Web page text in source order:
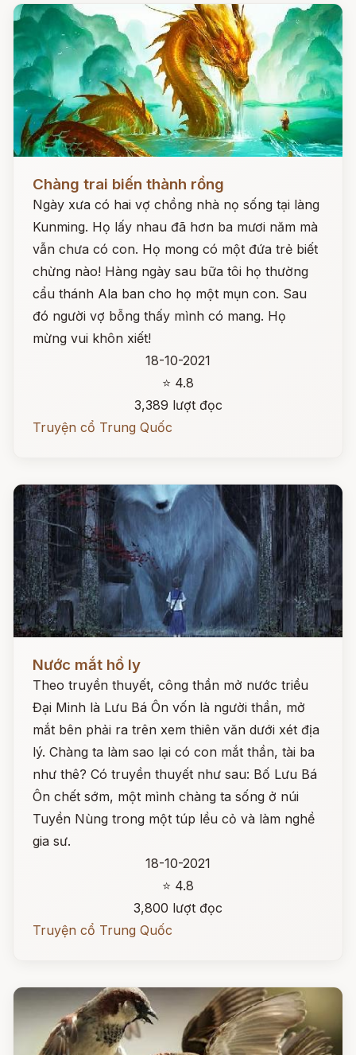
Chàng trai biến thành rồng
Ngày xưa có hai vợ chồng nhà nọ sống tại làng
Kunming. Họ lấy nhau đã hơn ba mươi năm mà
vẫn chưa có con. Họ mong có một đứa trẻ biết
chừng nào! Hàng ngày sau bữa tôi họ thường
cẩu thánh Ala ban cho họ một mụn con. Sau
đó người vợ bỗng thấy mình có mang. Họ
mừng vui khôn xiết!
18-10-2021
⭐ 4.8
3,389 lượt đọc
Truyện cổ Trung Quốc
Nước mắt hồ ly
Theo truyền thuyết, công thần mở nước triều
Đại Minh là Lưu Bá Ôn vốn là người thần, mở
mắt bên phải ra trên xem thiên văn dưới xét địa
lý. Chàng ta làm sao lại có con mắt thần, tài ba
như thê? Có truyền thuyết như sau: Bố Lưu Bá
Ôn chết sớm, một mình chàng ta sống ở núi
Tuyền Nùng trong một túp lều cỏ và làm nghề
gia sư.
18-10-2021
⭐ 4.8
3,800 lượt đọc
Truyện cổ Trung Quốc